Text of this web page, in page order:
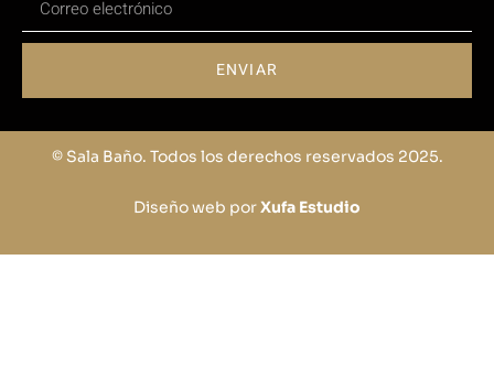
ENVIAR
© Sala Baño. Todos los derechos reservados 2025.
Diseño web porXufa Estudio